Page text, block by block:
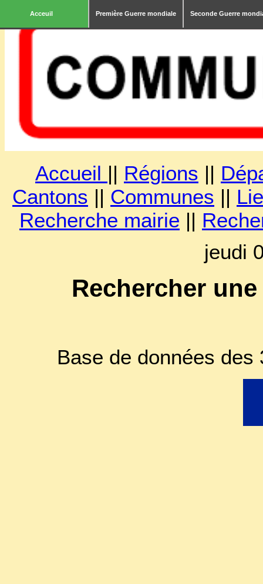
Acceuil Première Guerre mondiale Seconde Guerre
Accueil || Régions ||
Cantons || Communes ||
Recherche mairie ||
jeudi
Rechercher
Base de données